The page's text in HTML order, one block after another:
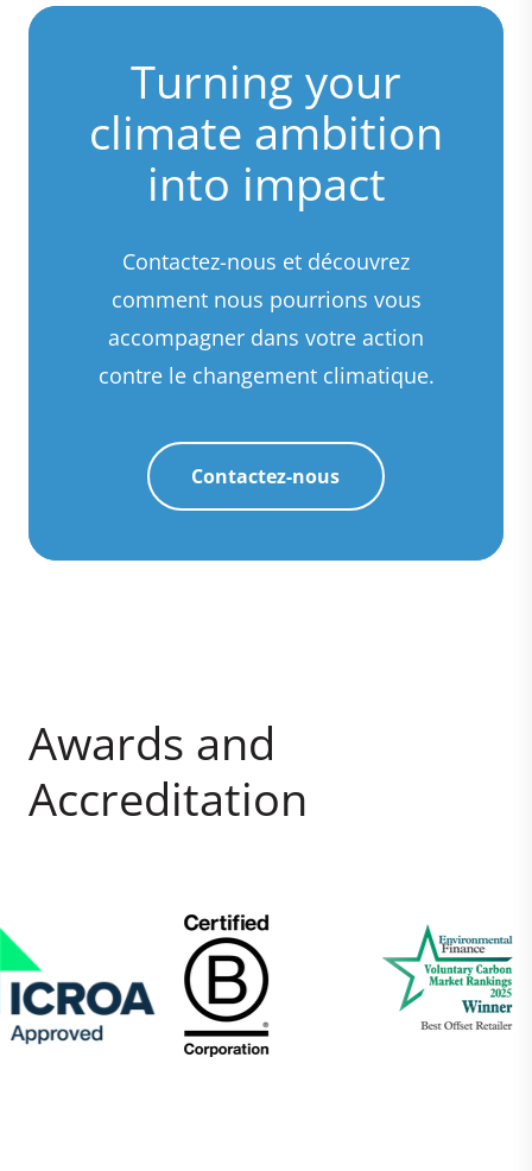
Turning your
climate ambition
into impact
Contactez-nous et découvrez
comment nous pourrions vous
accompagner dans votre action
contre le changement climatique.
Contactez-nous
Awards and
Accreditation